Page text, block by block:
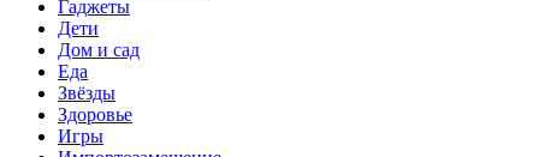
Гаджеты
Дети
Дом и сад
Еда
Звёзды
Здоровье
Игры